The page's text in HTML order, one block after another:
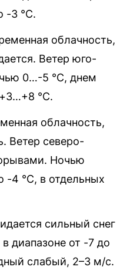
-3 °С.
облачность,
Ветер юго-
0…-5 °С, днем
°С.
облачность,
Ветер северо-
Ночью
-4 °С, в отдельных
сильный снег
диапазоне от -7 до
слабый, 2–3 м/с.